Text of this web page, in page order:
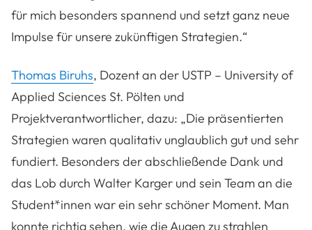
für mich besonders spannend und setzt ganz neue
Impulse für unsere zukünftigen Strategien.“
Thomas Biruhs, Dozent an der USTP – University of
Applied Sciences St. Pölten und
Projektverantwortlicher, dazu: „Die präsentierten
Strategien waren qualitativ unglaublich gut und sehr
fundiert. Besonders der abschließende Dank und
das Lob durch Walter Karger und sein Team an die
Student*innen war ein sehr schöner Moment. Man
konnte richtig sehen, wie die Augen zu strahlen